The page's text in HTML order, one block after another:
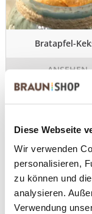
Diese Webseite
Wir verwenden
personalisieren,
zu können und
analysieren.
Verwendung
Bratapfel-
ANSEHEN
3,5 kg im